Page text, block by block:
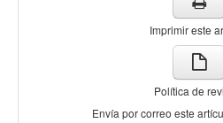
Imprimir este
Política de
Envía por correo este